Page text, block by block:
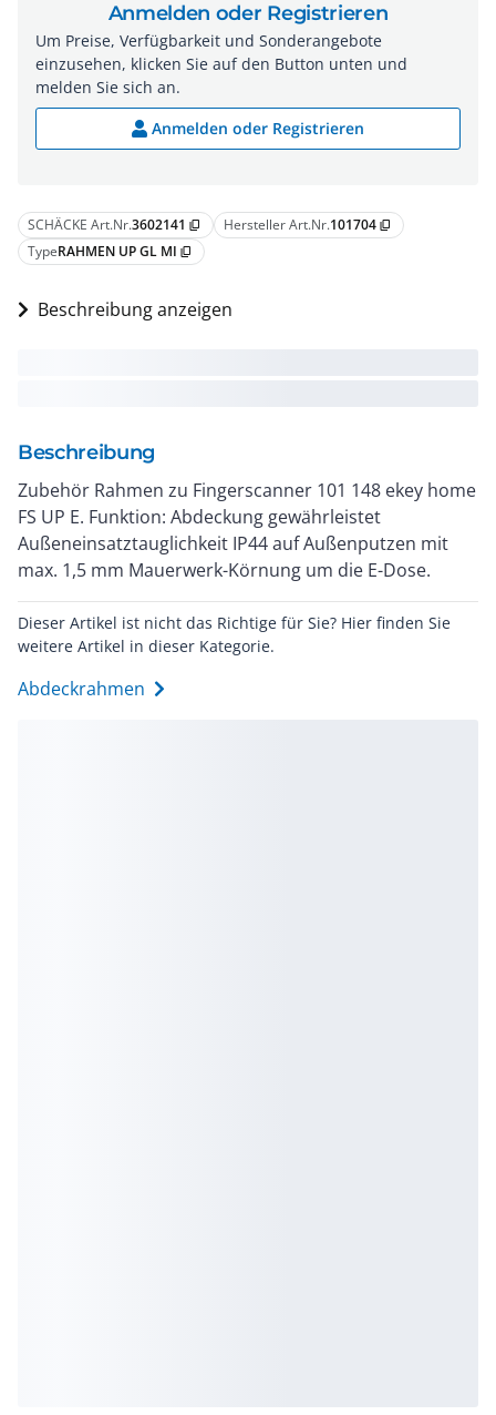
SCHÄCKE Art.Nr.3602141 content_copy Hersteller Art.Nr.101704 content_copy
TypeRAHMEN UP GL MI content_copy
Beschreibung anzeigen
Beschreibung
Zubehör Rahmen zu Fingerscanner 101 148 ekey home
FS UP E. Funktion: Abdeckung gewährleistet
Außeneinsatztauglichkeit IP44 auf Außenputzen mit
max. 1,5 mm Mauerwerk-Körnung um die E-Dose.
Dieser Artikel ist nicht das Richtige für Sie? Hier finden Sie
weitere Artikel in dieser Kategorie.
Abdeckrahmen
Anmelden oder Registrieren
Um Preise, Verfügbarkeit und Sonderangebote
einzusehen, klicken Sie auf den Button unten und
melden Sie sich an.
Anmelden oder Registrieren